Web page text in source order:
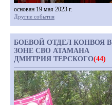
основан 19 мая 2023 г.
Другие события
БОЕВОЙ ОТДЕЛ КОНВОЯ В
ЗОНЕ СВО АТАМАНА
ДМИТРИЯ ТЕРСКОГО(44)